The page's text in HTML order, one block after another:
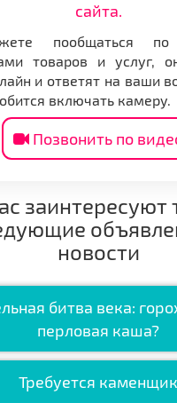
сайта.
пообщаться
товаров и услуг,
и ответят на ваши
включать камеру.
Позвонить по
заинтересуют
новости
битва века:
перловая каша?
Требуется каменщик